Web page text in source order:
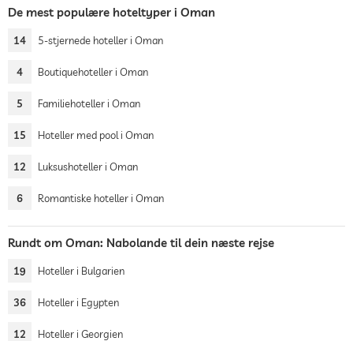
De mest populære hoteltyper i Oman
14 5-stjernede hoteller i Oman
4 Boutiquehoteller i Oman
5 Familiehoteller i Oman
15 Hoteller med pool i Oman
12 Luksushoteller i Oman
6 Romantiske hoteller i Oman
Rundt om Oman: Nabolande til dein næste rejse
19 Hoteller i Bulgarien
36 Hoteller i Egypten
12 Hoteller i Georgien